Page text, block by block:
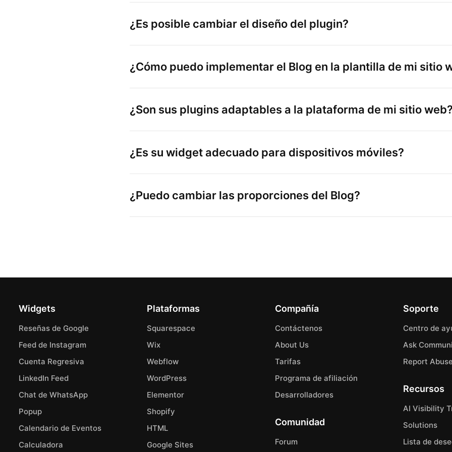
¿Es posible cambiar el diseño del plugin?
¿Cómo puedo implementar el Blog en la plantilla de mi sitio
¿Son sus plugins adaptables a la plataforma de mi sitio web?
¿Es su widget adecuado para dispositivos móviles?
¿Puedo cambiar las proporciones del Blog?
Widgets
Reseñas de Google
Feed de Instagram
Cuenta Regresiva
LinkedIn Feed
Chat de WhatsApp
Popup
Calendario de Eventos
Calculadora
Plataformas
Squarespace
Wix
Webflow
WordPress
Elementor
Shopify
HTML
Google Sites
Compañía
Contáctenos
About Us
Tarifas
Programa de afiliación
Desarrolladores
Comunidad
Forum
Soporte
Centro de
Ask
Report Abuse
Recursos
AI Visibility
Solutions
Lista de